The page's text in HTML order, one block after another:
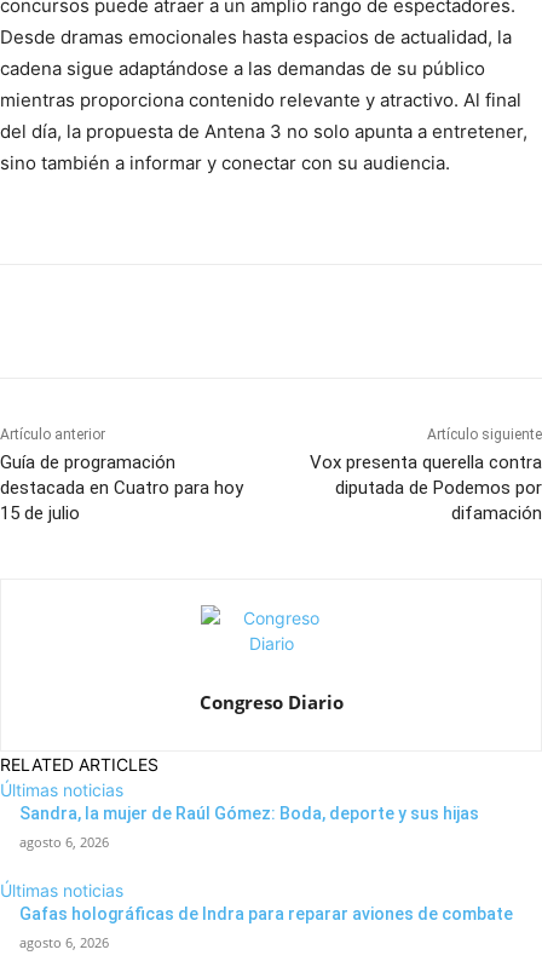
concursos puede atraer a un amplio rango de espectadores.
Desde dramas emocionales hasta espacios de actualidad, la
cadena sigue adaptándose a las demandas de su público
mientras proporciona contenido relevante y atractivo. Al final
del día, la propuesta de Antena 3 no solo apunta a entretener,
sino también a informar y conectar con su audiencia.
Artículo anterior
Guía de programación
destacada en Cuatro para hoy
15 de julio
Artículo siguiente
Vox presenta querella contra
diputada de Podemos por
difamación
Congreso Diario
RELATED ARTICLES
Últimas noticias
Sandra, la mujer de Raúl Gómez: Boda, deporte y sus hijas
agosto 6, 2026
Últimas noticias
Gafas holográficas de Indra para reparar aviones de combate
agosto 6, 2026